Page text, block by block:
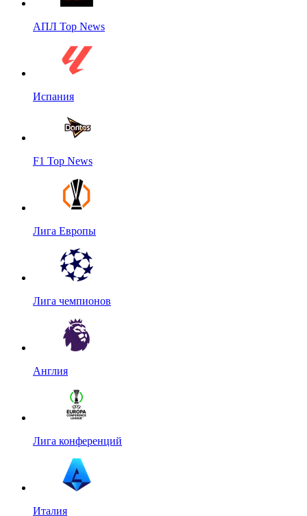
АПЛ Top News
Испания
F1 Top News
Лига Европы
Лига чемпионов
Англия
Лига конференций
Италия